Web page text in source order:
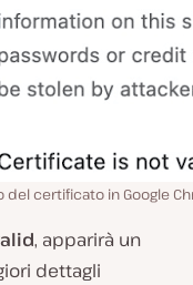
del certificato in Google
, apparirà un
dettagli